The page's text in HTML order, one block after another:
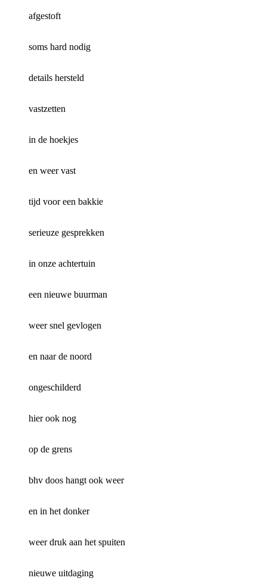
afgestoft
soms hard nodig
details hersteld
vastzetten
in de hoekjes
en weer vast
tijd voor een bakkie
serieuze gesprekken
in onze achtertuin
een nieuwe buurman
weer snel gevlogen
en naar de noord
ongeschilderd
hier ook nog
op de grens
bhv doos hangt ook weer
en in het donker
weer druk aan het spuiten
nieuwe uitdaging